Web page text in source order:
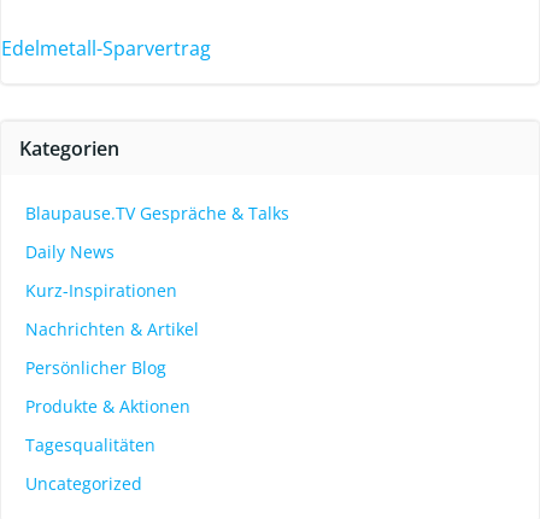
Edelmetall-Sparvertrag
Kategorien
Blaupause.TV Gespräche & Talks
Daily News
Kurz-Inspirationen
Nachrichten & Artikel
Persönlicher Blog
Produkte & Aktionen
Tagesqualitäten
Uncategorized